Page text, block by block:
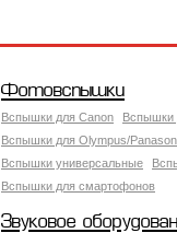
Фотовспышки
Вспышки для Canon Вспышки
Вспышки для Olympus/
Вспышки универсальные
Вспышки для смартофонов
Звуковое